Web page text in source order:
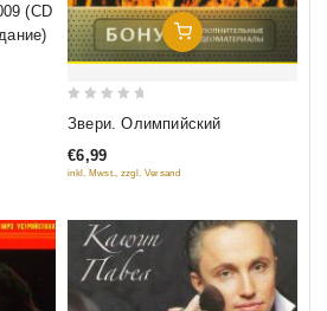
(CD
Добавить В Корзину
of
Звери. Олимпийский
€6,99
inkl. Mwst., zzgl. Versand